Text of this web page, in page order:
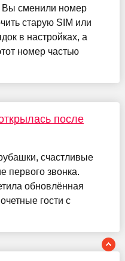
Вы сменили номер
старую SIM или
в настройках, а
номер частью
после
счастливые
первого звонка.
обновлённая
гости с